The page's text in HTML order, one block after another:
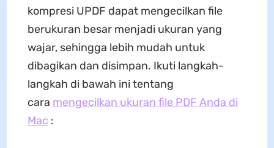
kompresi UPDF dapat mengecilkan file
berukuran besar menjadi ukuran yang
wajar, sehingga lebih mudah untuk
dibagikan dan disimpan. Ikuti langkah-
langkah di bawah ini tentang
cara mengecilkan ukuran file PDF Anda di
Mac :